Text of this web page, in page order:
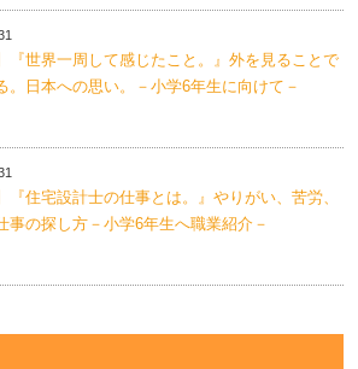
『世界一周して感じたこと。』外を見ることで
。日本への思い。－小学6年生に向けて－
『住宅設計士の仕事とは。』やりがい、苦労、
事の探し方－小学6年生へ職業紹介－